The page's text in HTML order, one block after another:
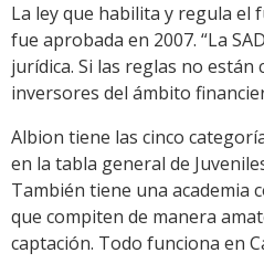
La ley que habilita y regula el
fue aprobada en 2007. “La
jurídica. Si las reglas no están
inversores del ámbito
Albion tiene las cinco
en la tabla general de
También tiene una academia
que compiten de manera
captación. Todo funciona en